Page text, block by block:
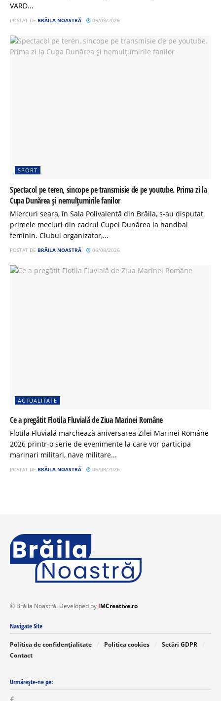
VARD...
POSTAT DE BRĂILA NOASTRĂ 06/08/2026
SPORT
Spectacol pe teren, sincope pe transmisie de pe youtube. Prima zi la
Cupa Dunărea și nemulțumirile fanilor
Miercuri seara, în Sala Polivalentă din Brăila, s-au disputat
primele meciuri din cadrul Cupei Dunărea la handbal
feminin. Clubul organizator,...
POSTAT DE BRĂILA NOASTRĂ 06/08/2026
ACTUALITATE
Ce a pregătit Flotila Fluvială de Ziua Marinei Române
Flotila Fluvială marchează aniversarea Zilei Marinei Române
2026 printr-o serie de evenimente la care vor participa
marinari militari, nave militare...
POSTAT DE BRĂILA NOASTRĂ 06/08/2026
© Brăila Noastră. Developed by IMCreative.ro
Navigate Site
Politica de confidențialitate Politica cookies
Setări GDPR
Contact
Urmărește-ne pe: